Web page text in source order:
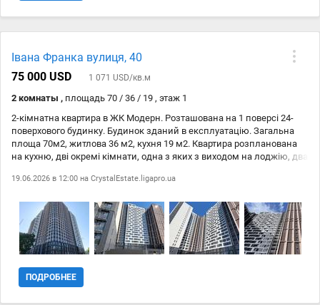
Івана Франка вулиця, 40
75 000 USD
1 071 USD/кв.м
2 комнаты , площадь 70 / 36 / 19 , этаж 1
2-кімнатна квартира в ЖК Модерн. Розташована на 1 поверсі 24-
поверхового будинку. Будинок зданий в експлуатацію. Загальна
площа 70м2, житлова 36 м2, кухня 19 м2. Квартира розпланована
на кухню, дві окремі кімнати, одна з яких з виходом на лоджію, два
виконана якісна стяжка підлоги, встановлено металопластикове
генератор. Багаторівнева система безпеки, консьєрж-сервіс. ЖК
Модерн розташований в зручній локації на 6-й станції Великого
Фонтану. Розвинена інфраструктура району, що включає в себе
супермаркети, аптеки, салони краси, лікарню, зупинки міського
212888823
19.06.2026 в 12:00 на CrystalEstate.ligapro.ua
ПОДРОБНЕЕ